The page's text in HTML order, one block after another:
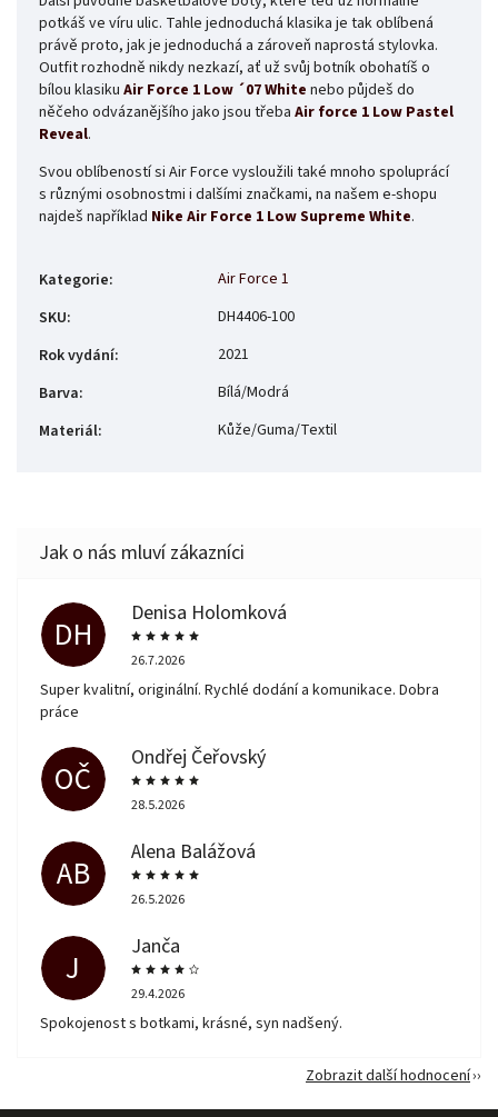
potkáš ve víru ulic. Tahle jednoduchá klasika je tak oblíbená
právě proto, jak je jednoduchá a zároveň naprostá stylovka.
Outfit rozhodně nikdy nezkazí, ať už svůj botník obohatíš o
bílou klasiku Air Force 1 Low ´07 White nebo půjdeš do
něčeho odvázanějšího jako jsou třeba Air force 1 Low Pastel
Reveal.
Svou oblíbeností si Air Force vysloužili také mnoho spoluprácí
s různými osobnostmi i dalšími značkami, na našem e-shopu
najdeš například Nike Air Force 1 Low Supreme White.
Kategorie:
Air Force 1
SKU:
DH4406-100
Rok vydání:
2021
Barva:
Bílá/Modrá
Materiál: Kůže/Guma/Textil
DH
Denisa Holomková
26.7.2026
Super kvalitní, originální. Rychlé dodání a komunikace. Dobra
práce
OČ
Ondřej Čeřovský
28.5.2026
AB
Alena Balážová
26.5.2026
J
Janča
29.4.2026
Spokojenost s botkami, krásné, syn nadšený.
Zobrazit další hodnocení